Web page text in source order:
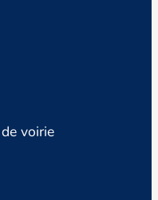
voirie